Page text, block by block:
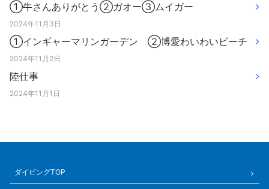
①牛さんありがとう②ガオー③ムイガー
2024年11月3日
①インギャーマリンガーデン ②博愛わいわいビーチ
2024年11月2日
陸仕事
2024年11月1日
ダイビングTOP